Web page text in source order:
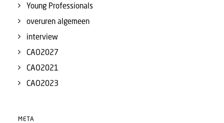
Young Professionals
overuren algemeen
interview
CAO2027
CAO2021
CAO2023
META